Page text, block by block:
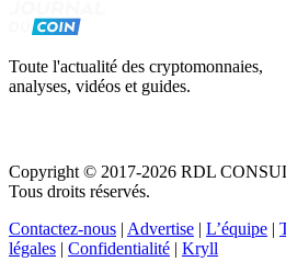
Toute l'actualité des cryptomonnaies,
analyses, vidéos et guides.
Copyright © 2017-2026 RDL
Tous droits réservés.
Contactez-nous | Advertise | L’équipe |
légales | Confidentialité | Kryll